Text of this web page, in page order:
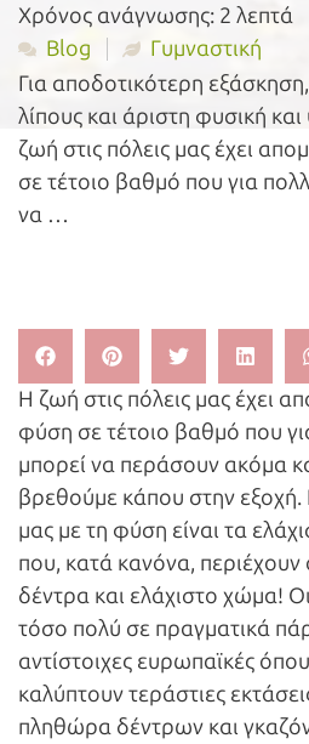
Χρόνος ανάγνωσης: 2 λεπτά
Blog
Γυμναστική
Για αποδοτικότερη
λίπους και άριστη φυσική
ζωή στις πόλεις μας έχει
σε τέτοιο βαθμό που για
να …
Η ζωή στις πόλεις μας έχει
φύση σε τέτοιο βαθμό που
μπορεί να περάσουν ακόμα
βρεθούμε κάπου στην
μας με τη φύση είναι τα
που, κατά κανόνα, περιέχουν
δέντρα και ελάχιστο χώμα!
τόσο πολύ σε πραγματικά
αντίστοιχες ευρωπαϊκές
καλύπτουν τεράστιες
πληθώρα δέντρων και